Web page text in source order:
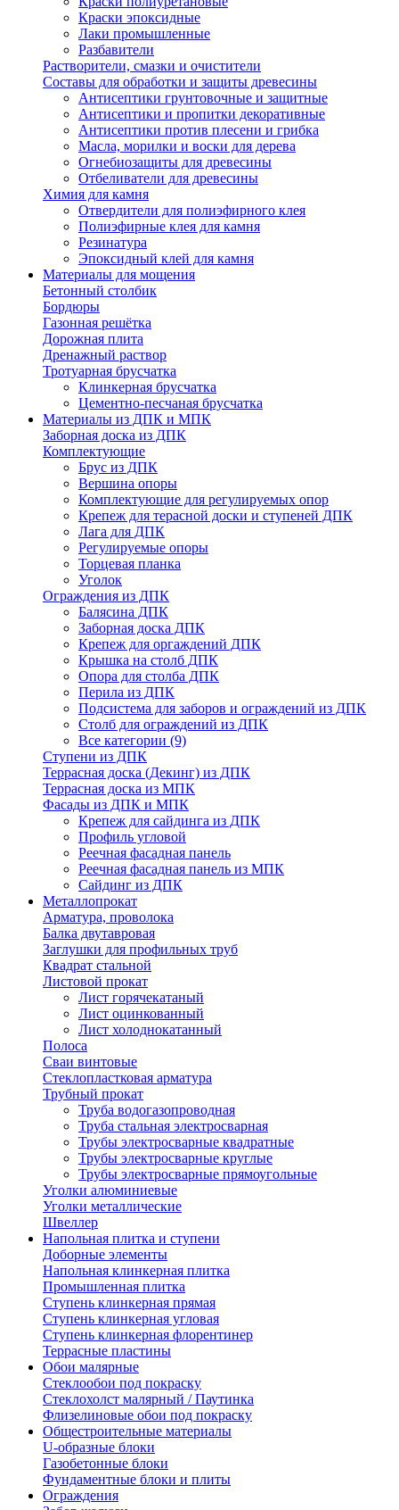
Краски эпоксидные
Лаки промышленные
Разбавители
Растворители, смазки и очистители
Составы для обработки и защиты древесины
Антисептики грунтовочные и защитные
Антисептики и пропитки декоративные
Антисептики против плесени и грибка
Масла, морилки и воски для дерева
Огнебиозащиты для древесины
Отбеливатели для древесины
Химия для камня
Отвердители для полиэфирного клея
Полиэфирные клея для камня
Резинатура
Эпоксидный клей для камня
Материалы для мощения
Бетонный столбик
Бордюры
Газонная решётка
Дорожная плита
Дренажный раствор
Тротуарная брусчатка
Клинкерная брусчатка
Цементно-песчаная брусчатка
Материалы из ДПК и МПК
Заборная доска из ДПК
Комплектующие
Брус из ДПК
Вершина опоры
Комплектующие для регулируемых опор
Крепеж для терасной доски и ступеней ДПК
Лага для ДПК
Регулируемые опоры
Торцевая планка
Уголок
Ограждения из ДПК
Балясина ДПК
Заборная доска ДПК
Крепеж для оргаждений ДПК
Крышка на столб ДПК
Опора для столба ДПК
Перила из ДПК
Подсистема для заборов и ограждений из ДПК
Столб для ограждений из ДПК
Все категории (9)
Ступени из ДПК
Террасная доска (Декинг) из ДПК
Террасная доска из МПК
Фасады из ДПК и МПК
Крепеж для сайдинга из ДПК
Профиль угловой
Реечная фасадная панель
Реечная фасадная панель из МПК
Сайдинг из ДПК
Металлопрокат
Арматура, проволока
Балка двутавровая
Заглушки для профильных труб
Квадрат стальной
Листовой прокат
Лист горячекатаный
Лист оцинкованный
Лист холоднокатанный
Полоса
Сваи винтовые
Стеклопластковая арматура
Трубный прокат
Труба водогазопроводная
Труба стальная электросварная
Трубы электросварные квадратные
Трубы электросварные круглые
Трубы электросварные прямоугольные
Уголки алюминиевые
Уголки металлические
Швеллер
Напольная плитка и ступени
Доборные элементы
Напольная клинкерная плитка
Промышленная плитка
Ступень клинкерная прямая
Ступень клинкерная угловая
Ступень клинкерная флорентинер
Террасные пластины
Обои малярные
Стеклообои под покраску
Стеклохолст малярный / Паутинка
Флизелиновые обои под покраску
Общестроительные материалы
U-образные блоки
Газобетонные блоки
Фундаментные блоки и плиты
Ограждения